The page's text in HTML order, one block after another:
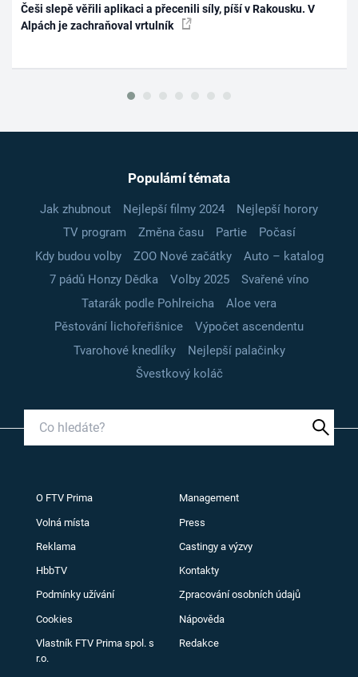
Češi slepě věřili aplikaci a přecenili síly, píší v Rakousku. V
Alpách je zachraňoval vrtulník
Populární témata
Jak zhubnout Nejlepší filmy 2024
Nejlepší horory
TV program
Změna času Partie
Počasí
Kdy budou volby
ZOO Nové začátky
Auto – katalog
7 pádů Honzy Dědka
Volby 2025
Svařené víno
Tatarák podle Pohlreicha
Aloe vera
Pěstování lichořeřišnice
Výpočet ascendentu
Tvarohové knedlíky
Nejlepší palačinky
Švestkový koláč
O FTV Prima Management
Volná místa Press
Reklama Castingy a výzvy
HbbTV Kontakty
Podmínky užívání Zpracování osobních údajů
Cookies Nápověda
Vlastník FTV Prima spol. s
r.o.
Redakce